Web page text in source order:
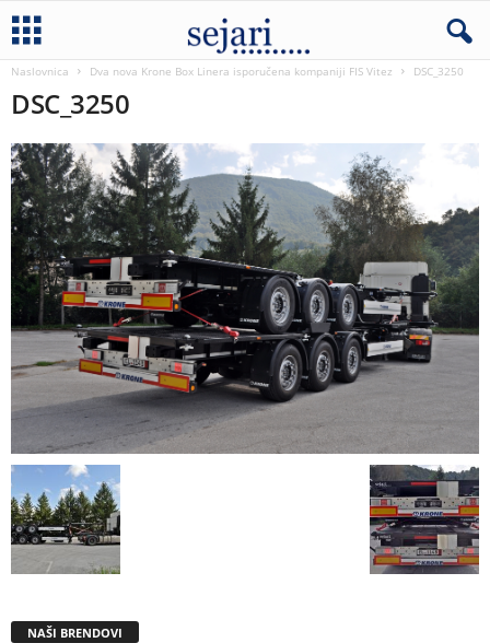
Naslovnica Dva nova Krone Box Linera isporučena kompaniji FIS Vitez DSC_3250
DSC_3250
NAŠI BRENDOVI